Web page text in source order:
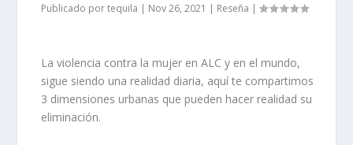
Publicado portequila | Nov 26, 2021 | Reseña |
La violencia contra la mujer en ALC y en el mundo,
sigue siendo una realidad diaria, aquí te compartimos
3 dimensiones urbanas que pueden hacer realidad su
eliminación.